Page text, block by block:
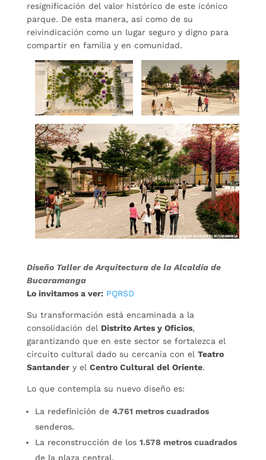
resignificación del valor histórico de este icónico
parque. De esta manera, así como de su
reivindicación como un lugar seguro y digno para
compartir en familia y en comunidad.
Diseño Taller de Arquitectura de la Alcaldía de
Bucaramanga
Lo invitamos a ver: PQRSD
Su transformación está encaminada a la
consolidación del Distrito Artes y Oficios,
garantizando que en este sector se fortalezca el
circuito cultural dado su cercanía con el Teatro
Santandery el Centro Cultural del Oriente.
Lo que contempla su nuevo diseño es:
La redefinición de 4.761 metros cuadrados
senderos.
La reconstrucción de los 1.578 metros cuadrados
de la plaza central.